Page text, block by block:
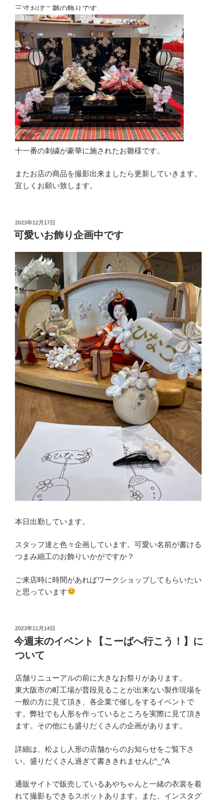
三寸おぼこ雛の飾りです。
十一番の刺繍が豪華に施されたお雛様です。
またお店の商品を撮影出来ましたら更新していきます。
宜しくお願い致します。
投
稿
日:
2023年12月17日
可愛いお飾り企画中です
本日出勤しています。
スタッフ達と色々企画しています。可愛い名前が書ける
つまみ細工のお飾りいかがですか？
ご来店時に時間があればワークショップしてもらいたい
と思っています
投
稿
日:
2023年11月14日
今週末のイベント【こーばへ行こう！】に
ついて
店舗リニューアルの前に大きなお祭りがあります。
東大阪市の町工場が普段見ることが出来ない製作現場を
一般の方に見て頂き、各企業で催しをするイベントで
す。弊社でも人形を作っているところを実際に見て頂き
ます。その他にも盛りだくさんの企画があります。
詳細は、松よし人形の店舗からのお知らせをご覧下さ
い。盛りだくさん過ぎて書ききれません(;^_^A
通販サイトで販売しているあやちゃんと一緒の衣裳を着
れて撮影もできるスポットあります。また、インスタグ